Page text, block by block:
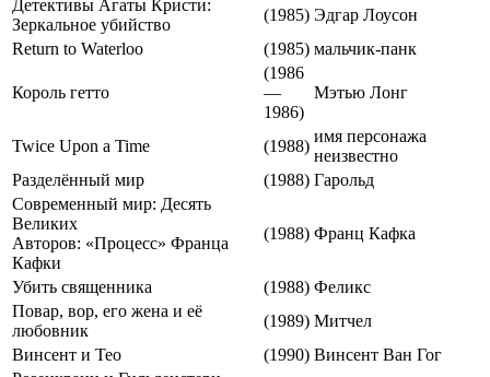
Детективы Агаты Кристи:
Зеркальное убийство
(1985) Эдгар Лоусон
Return to Waterloo
(1985) мальчик-панк
Король гетто
(1986
—
1986)
Мэтью Лонг
Twice Upon a Time (1988)
имя персонажа
неизвестно
Разделённый мир
(1988) Гарольд
Современный мир: Десять
Великих
Авторов: «Процесс» Франца
Кафки
(1988) Франц Кафка
Убить священника (1988) Феликс
Повар, вор, его жена и её
любовник
(1989) Митчел
Винсент и Тео
(1990) Винсент Ван Гог